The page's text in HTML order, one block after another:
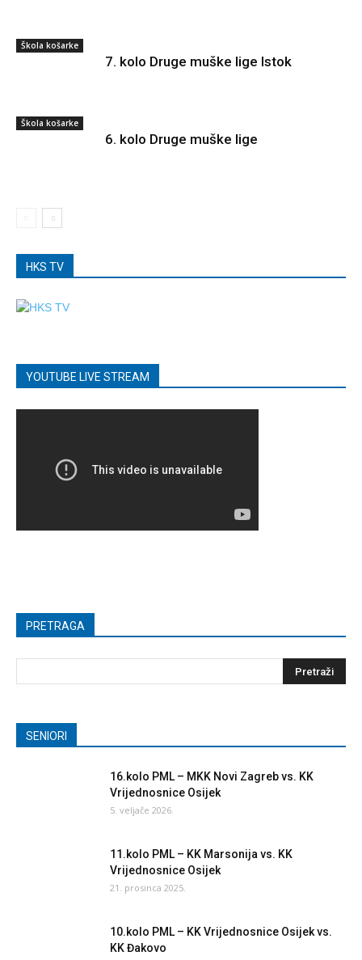
Škola košarke
7. kolo Druge muške lige Istok
Škola košarke
6. kolo Druge muške lige
HKS TV
YOUTUBE LIVE STREAM
PRETRAGA
SENIORI
16.kolo PML – MKK Novi Zagreb vs. KK
Vrijednosnice Osijek
5. veljače 2026.
11.kolo PML – KK Marsonija vs. KK
Vrijednosnice Osijek
21. prosinca 2025.
10.kolo PML – KK Vrijednosnice Osijek vs.
KK Đakovo